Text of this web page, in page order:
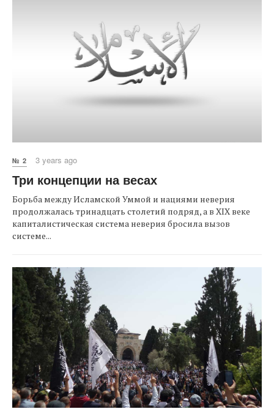
№ 2 3 years ago
Три концепции на весах
Борьба между Исламской Уммой и нациями неверия
продолжалась тринадцать столетий подряд, а в XIX веке
капиталистическая система неверия бросила вызов
системе...